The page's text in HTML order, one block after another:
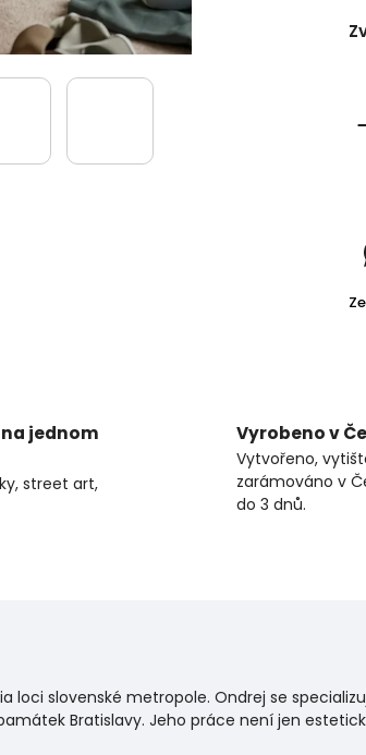
jednom
street art,
Vyrobeno v
Vytvořeno,
zarámováno v
do 3 dnů.
loci slovenské metropole. Ondrej se
Bratislavy. Jeho práce není jen